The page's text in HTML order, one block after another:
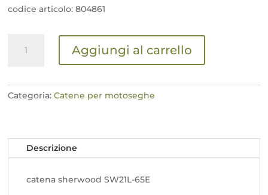
codice articolo: 804861
sherwood
quantità
Aggiungi al carrello
Categoria:Catene per motoseghe
Descrizione
catena sherwood SW21L-65E